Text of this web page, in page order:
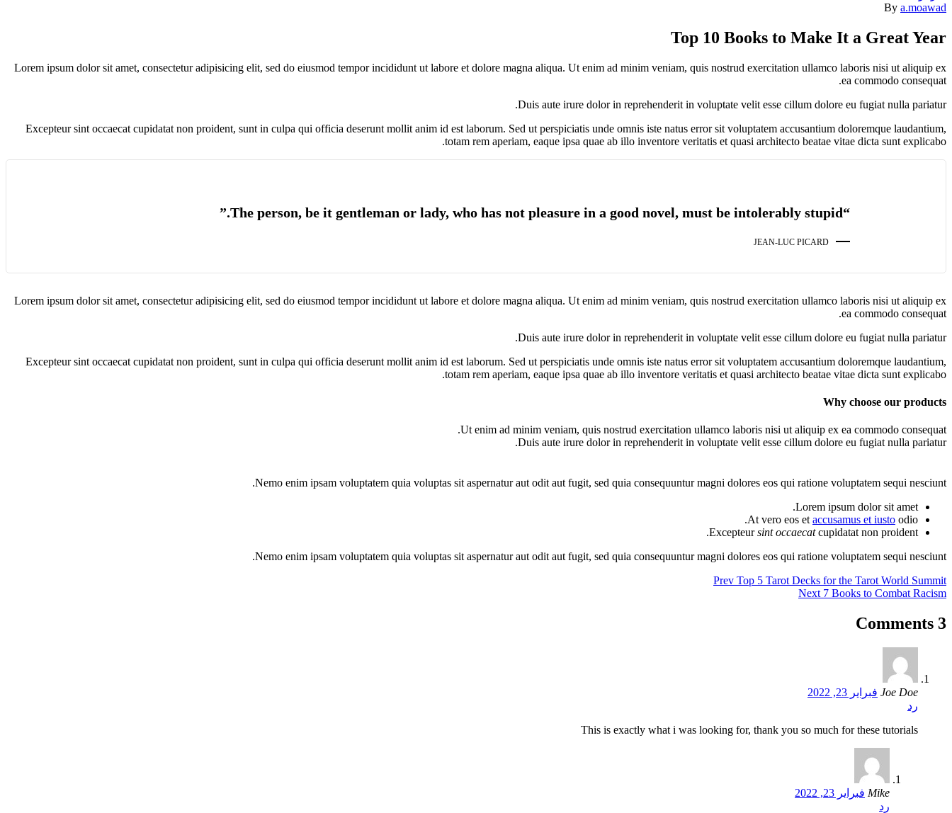
By a.moawad
Top 10 Books to Make It a Great Year
Lorem ipsum dolor sit amet, consectetur adipisicing elit, sed do eiusmod tempor incididunt ut labore et dolore magna aliqua. Ut enim ad minim veniam, quis nostrud exercitation ullamco laboris nisi ut aliquip ex
ea commodo consequat.
Duis aute irure dolor in reprehenderit in voluptate velit esse cillum dolore eu fugiat nulla pariatur.
Excepteur sint occaecat cupidatat non proident, sunt in culpa qui officia deserunt mollit anim id est laborum. Sed ut perspiciatis unde omnis iste natus error sit voluptatem accusantium doloremque laudantium,
totam rem aperiam, eaque ipsa quae ab illo inventore veritatis et quasi architecto beatae vitae dicta sunt explicabo.
“The person, be it gentleman or lady, who has not pleasure in a good novel, must be intolerably stupid.”
JEAN-LUC PICARD
Lorem ipsum dolor sit amet, consectetur adipisicing elit, sed do eiusmod tempor incididunt ut labore et dolore magna aliqua. Ut enim ad minim veniam, quis nostrud exercitation ullamco laboris nisi ut aliquip ex
ea commodo consequat.
Duis aute irure dolor in reprehenderit in voluptate velit esse cillum dolore eu fugiat nulla pariatur.
Excepteur sint occaecat cupidatat non proident, sunt in culpa qui officia deserunt mollit anim id est laborum. Sed ut perspiciatis unde omnis iste natus error sit voluptatem accusantium doloremque laudantium,
totam rem aperiam, eaque ipsa quae ab illo inventore veritatis et quasi architecto beatae vitae dicta sunt explicabo.
Why choose our products
Ut enim ad minim veniam, quis nostrud exercitation ullamco laboris nisi ut aliquip ex ea commodo consequat.
Duis aute irure dolor in reprehenderit in voluptate velit esse cillum dolore eu fugiat nulla pariatur.
Nemo enim ipsam voluptatem quia voluptas sit aspernatur aut odit aut fugit, sed quia consequuntur magni dolores eos qui ratione voluptatem sequi nesciunt.
Lorem ipsum dolor sit amet.
At vero eos et accusamus et iusto odio.
Excepteursint occaecatcupidatat non proident.
Nemo enim ipsam voluptatem quia voluptas sit aspernatur aut odit aut fugit, sed quia consequuntur magni dolores eos qui ratione voluptatem sequi nesciunt.
Prev Top 5 Tarot Decks for the Tarot World Summit
Next 7 Books to Combat Racism
3 Comments
Joe Doe فبراير 23, 2022
رد
This is exactly what i was looking for, thank you so much for these tutorials
Mike فبراير 23, 2022
رد